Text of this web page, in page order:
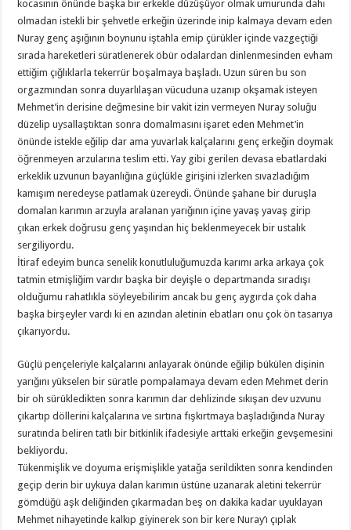
kocasının önünde başka bir erkekle düzüşüyor olmak umurunda dahi
olmadan istekli bir şehvetle erkeğin üzerinde inip kalmaya devam eden
Nuray genç aşığının boynunu iştahla emip çürükler içinde vazgeçtiği
sırada hareketleri süratlenerek öbür odalardan dinlenmesinden evham
ettiğim çığlıklarla tekerrür boşalmaya başladı. Uzun süren bu son
orgazmından sonra duyarlılaşan vücuduna uzanıp okşamak isteyen
Mehmet’in derisine değmesine bir vakit izin vermeyen Nuray soluğu
düzelip uysallaştıktan sonra domalmasını işaret eden Mehmet’in
önünde istekle eğilip dar ama yuvarlak kalçalarını genç erkeğin doymak
öğrenmeyen arzularına teslim etti. Yay gibi gerilen devasa ebatlardaki
erkeklik uzvunun bayanlığına güçlükle girişini izlerken sıvazladığım
kamışım neredeyse patlamak üzereydi. Önünde şahane bir duruşla
domalan karımın arzuyla aralanan yarığının içine yavaş yavaş girip
çıkan erkek doğrusu genç yaşından hiç beklenmeyecek bir ustalık
sergiliyordu.
İtiraf edeyim bunca senelik konutluluğumuzda karımı arka arkaya çok
tatmin etmişliğim vardır başka bir deyişle o departmanda sıradışı
olduğumu rahatlıkla söyleyebilirim ancak bu genç aygırda çok daha
başka birşeyler vardı ki en azından aletinin ebatları onu çok ön tasarıya
çıkarıyordu.
Güçlü pençeleriyle kalçalarını anlayarak önünde eğilip bükülen dişinin
yarığını yükselen bir süratle pompalamaya devam eden Mehmet derin
bir oh sürükledikten sonra karımın dar dehlizinde sıkışan dev uzvunu
çıkartıp döllerini kalçalarına ve sırtına fışkırtmaya başladığında Nuray
suratında beliren tatlı bir bitkinlik ifadesiyle arttaki erkeğin gevşemesini
bekliyordu.
Tükenmişlik ve doyuma erişmişlikle yatağa serildikten sonra kendinden
geçip derin bir uykuya dalan karımın üstüne uzanarak aletini tekerrür
gömdüğü aşk deliğinden çıkarmadan beş on dakika kadar uyuklayan
Mehmet nihayetinde kalkıp giyinerek son bir kere Nuray’ı çıplak